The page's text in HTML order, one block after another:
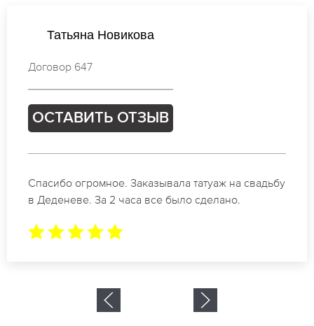
татуаж на свадьбу
все было сделано.
Отличные
коррекции бровей